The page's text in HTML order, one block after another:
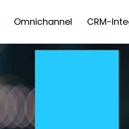
Omnichannel CRM-